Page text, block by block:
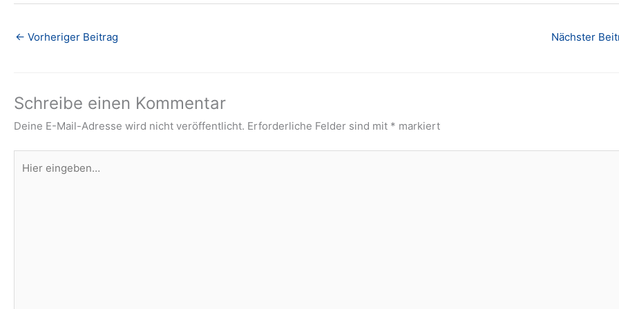
← Vorheriger Beitrag Nächster
Schreibe einen Kommentar
Deine E-Mail-Adresse wird nicht veröffentlicht. Erforderliche Felder sind mit * markiert
eingeben…